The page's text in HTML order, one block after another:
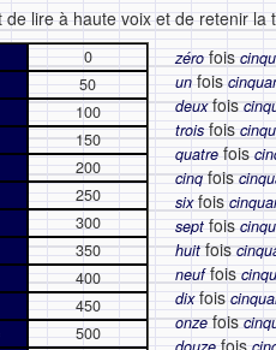
de lire à haute voix et de retenir la
0
50
100
150
200
250
300
350
400
450
500
zéro fois
un fois
deuxfois
trois fois
quatre fois
cinqfois
sixfois
sept fois
huitfois
neuffois
dixfois
onzefois
fois